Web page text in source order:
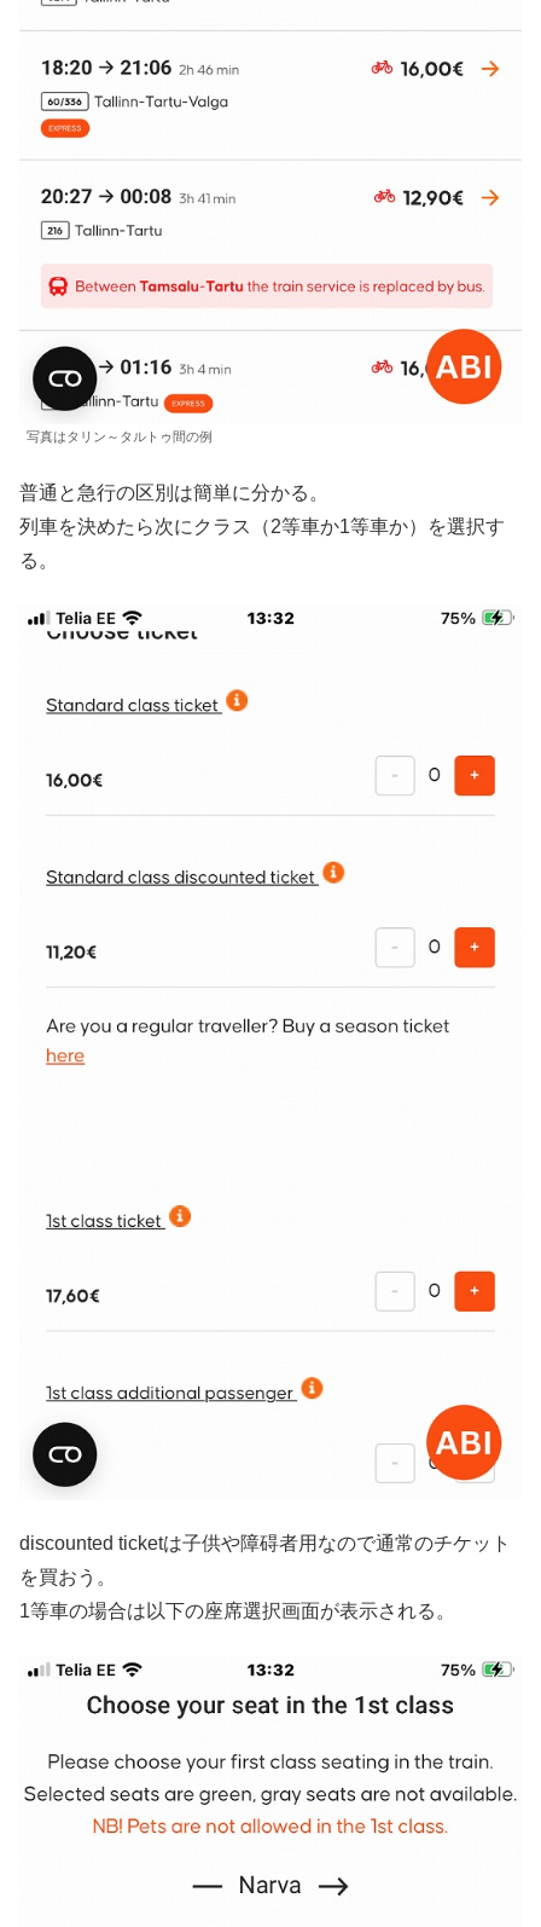
写真はタリン～タルトゥ間の例
普通と急行の区別は簡単に分かる。
列車を決めたら次にクラス（2等車か1等車か）を選択す
る。
discounted ticketは子供や障碍者用なので通常のチケット
を買おう。
1等車の場合は以下の座席選択画面が表示される。